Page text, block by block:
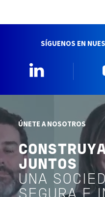
SÍGUENOS EN
ÚNETE A NOSOTROS
JUNTOS
UNA